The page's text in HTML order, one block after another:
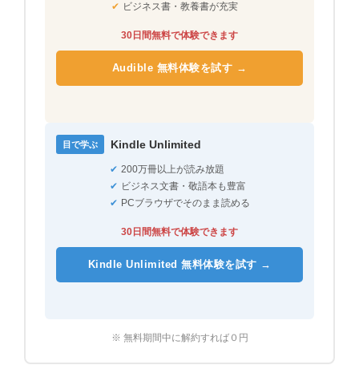
✔ ビジネス書・教養書が充実
30日間無料で体験できます
Audible 無料体験を試す →
目で学ぶ Kindle Unlimited
✔ 200万冊以上が読み放題
✔ ビジネス文書・敬語本も豊富
✔ PCブラウザでそのまま読める
30日間無料で体験できます
Kindle Unlimited 無料体験を試す →
※ 無料期間中に解約すれば０円